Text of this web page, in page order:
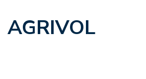
AGRIVOL